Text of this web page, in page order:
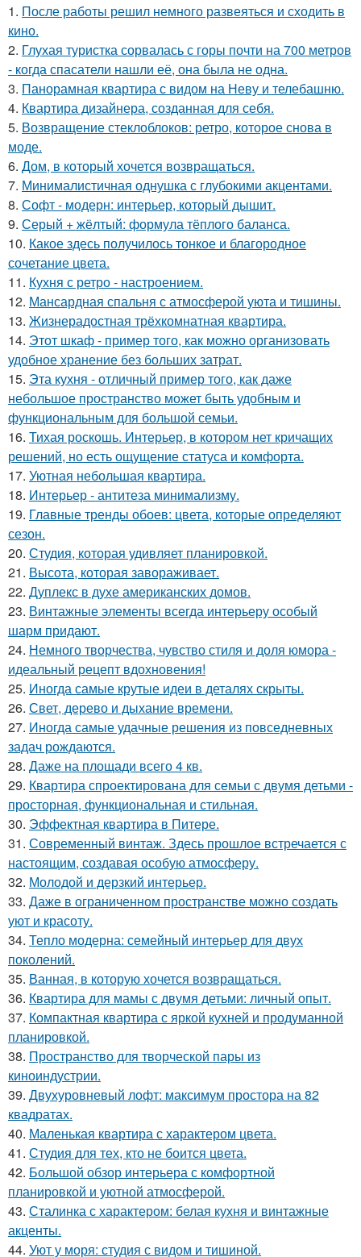
1. После работы решил немного развеяться и сходить в
кино.
2. Глухая туристка сорвалась с горы почти на 700 метров
- когда спасатели нашли её, она была не одна.
3. Панорамная квартира с видом на Неву и телебашню.
4. Квартира дизайнера, созданная для себя.
5. Возвращение стеклоблоков: ретро, которое снова в
моде.
6. Дом, в который хочется возвращаться.
7. Минималистичная однушка с глубокими акцентами.
8. Софт - модерн: интерьер, который дышит.
9. Серый + жёлтый: формула тёплого баланса.
10. Какое здесь получилось тонкое и благородное
сочетание цвета.
11. Кухня с ретро - настроением.
12. Мансардная спальня с атмосферой уюта и тишины.
13. Жизнерадостная трёхкомнатная квартира.
14. Этот шкаф - пример того, как можно организовать
удобное хранение без больших затрат.
15. Эта кухня - отличный пример того, как даже
небольшое пространство может быть удобным и
функциональным для большой семьи.
16. Тихая роскошь. Интерьер, в котором нет кричащих
решений, но есть ощущение статуса и комфорта.
17. Уютная небольшая квартира.
18. Интерьер - антитеза минимализму.
19. Главные тренды обоев: цвета, которые определяют
сезон.
20. Студия, которая удивляет планировкой.
21. Высота, которая завораживает.
22. Дуплекс в духе американских домов.
23. Винтажные элементы всегда интерьеру особый
шарм придают.
24. Немного творчества, чувство стиля и доля юмора -
идеальный рецепт вдохновения!
25. Иногда самые крутые идеи в деталях скрыты.
26. Свет, дерево и дыхание времени.
27. Иногда самые удачные решения из повседневных
задач рождаются.
28. Даже на площади всего 4 кв.
29. Квартира спроектирована для семьи с двумя детьми -
просторная, функциональная и стильная.
30. Эффектная квартира в Питере.
31. Современный винтаж. Здесь прошлое встречается с
настоящим, создавая особую атмосферу.
32. Молодой и дерзкий интерьер.
33. Даже в ограниченном пространстве можно создать
уют и красоту.
34. Тепло модерна: семейный интерьер для двух
поколений.
35. Ванная, в которую хочется возвращаться.
36. Квартира для мамы с двумя детьми: личный опыт.
37. Компактная квартира с яркой кухней и продуманной
планировкой.
38. Пространство для творческой пары из
киноиндустрии.
39. Двухуровневый лофт: максимум простора на 82
квадратах.
40. Маленькая квартира с характером цвета.
41. Студия для тех, кто не боится цвета.
42. Большой обзор интерьера с комфортной
планировкой и уютной атмосферой.
43. Сталинка с характером: белая кухня и винтажные
акценты.
44. Уют у моря: студия с видом и тишиной.